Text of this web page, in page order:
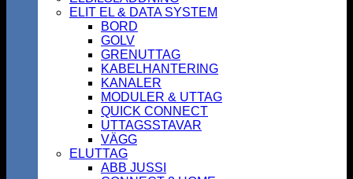
ELIT EL & DATA SYSTEM
BORD
GOLV
GRENUTTAG
KABELHANTERING
KANALER
MODULER & UTTAG
QUICK CONNECT
UTTAGSSTAVAR
VÄGG
ELUTTAG
ABB JUSSI